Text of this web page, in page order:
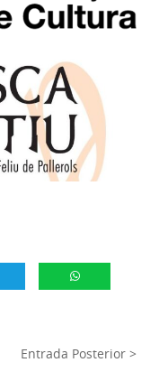
Entrada Posterior >